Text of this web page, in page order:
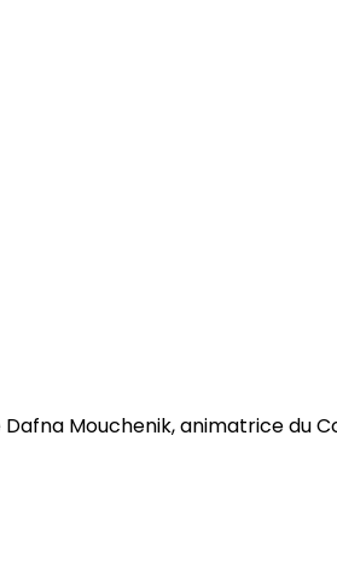
Mouchenik, animatrice du